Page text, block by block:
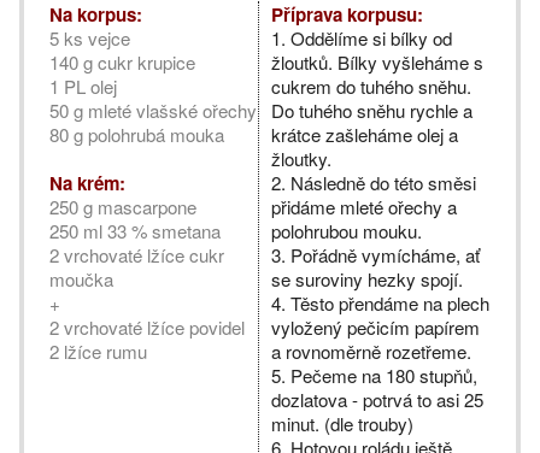
Na korpus:
5 ks vejce
140 g cukr krupice
1 PL olej
50 g mleté vlašské ořechy
80 g polohrubá mouka
Na krém:
250 g mascarpone
250 ml 33 % smetana
2 vrchovaté lžíce cukr
moučka
+
2 vrchovaté lžíce povidel
2 lžíce rumu
Příprava korpusu:
1. Oddělíme si bílky od
žloutků. Bílky vyšleháme s
cukrem do tuhého sněhu.
Do tuhého sněhu rychle a
krátce zašleháme olej a
žloutky.
2. Následně do této směsi
přidáme mleté ořechy a
polohrubou mouku.
3. Pořádně vymícháme, ať
se suroviny hezky spojí.
4. Těsto přendáme na plech
vyložený pečicím papírem
a rovnoměrně rozetřeme.
5. Pečeme na 180 stupňů,
dozlatova - potrvá to asi 25
minut. (dle trouby)
6. Hotovou roládu ještě